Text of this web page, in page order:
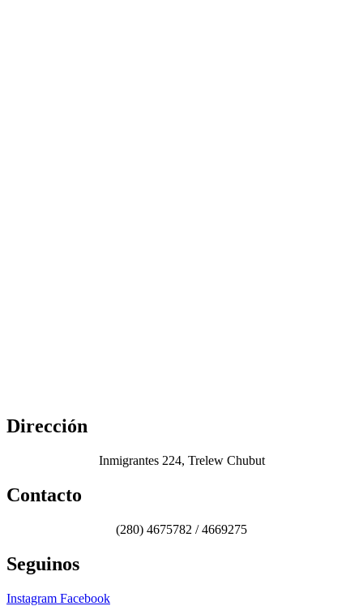
Dirección
Inmigrantes 224, Trelew Chubut
Contacto
(280) 4675782 / 4669275
Seguinos
Instagram Facebook